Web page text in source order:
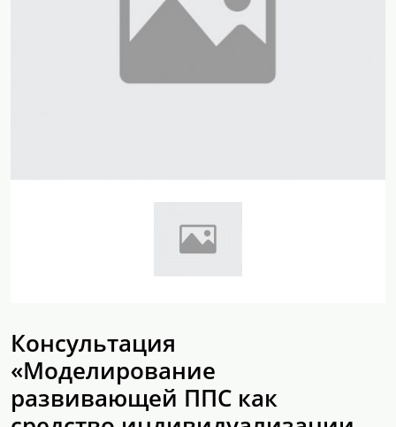
Консультация
«Моделирование
развивающей ППС как